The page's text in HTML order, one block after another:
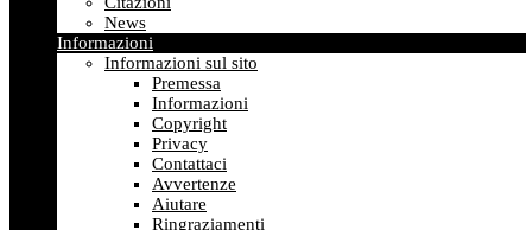
News
Informazioni
Informazioni sul sito
Premessa
Informazioni
Copyright
Privacy
Contattaci
Avvertenze
Aiutare
Ringraziamenti